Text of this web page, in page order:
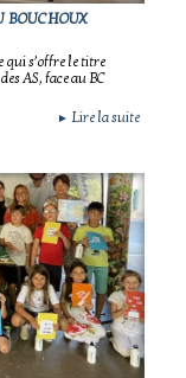
BOUCHOUX
qui s’offre le titre
AS, face au BC
► Lire la suite